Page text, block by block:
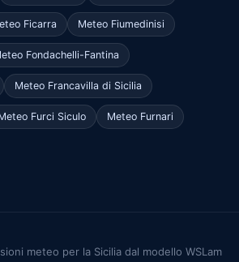
Ficarra Meteo Fiumedinisi
Fondachelli-Fantina
Meteo Francavilla di Sicilia
Furci Siculo Meteo Furnari
meteo per la Sicilia dal modello WSLam